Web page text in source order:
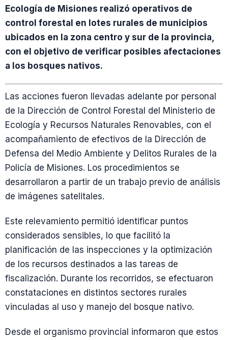
Ecología de Misiones realizó operativos de
control forestal en lotes rurales de municipios
ubicados en la zona centro y sur de la provincia,
con el objetivo de verificar posibles afectaciones
a los bosques nativos.
Las acciones fueron llevadas adelante por personal
de la Dirección de Control Forestal del Ministerio de
Ecología y Recursos Naturales Renovables, con el
acompañamiento de efectivos de la Dirección de
Defensa del Medio Ambiente y Delitos Rurales de la
Policía de Misiones. Los procedimientos se
desarrollaron a partir de un trabajo previo de análisis
de imágenes satelitales.
Este relevamiento permitió identificar puntos
considerados sensibles, lo que facilitó la
planificación de las inspecciones y la optimización
de los recursos destinados a las tareas de
fiscalización. Durante los recorridos, se efectuaron
constataciones en distintos sectores rurales
vinculadas al uso y manejo del bosque nativo.
Desde el organismo provincial informaron que estos